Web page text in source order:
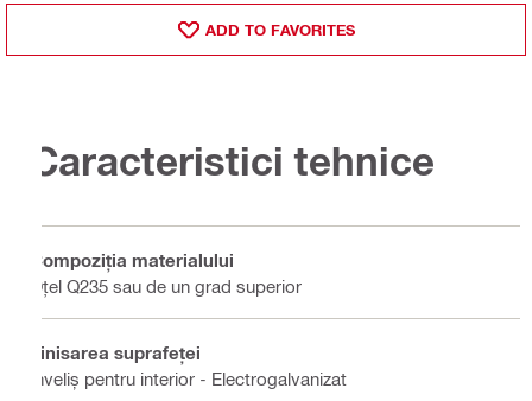
ADD TO FAVORITES
Caracteristici tehnice
Compoziţia materialului
Oțel Q235 sau de un grad superior
Finisarea suprafeţei
Înveliș pentru interior - Electrogalvanizat